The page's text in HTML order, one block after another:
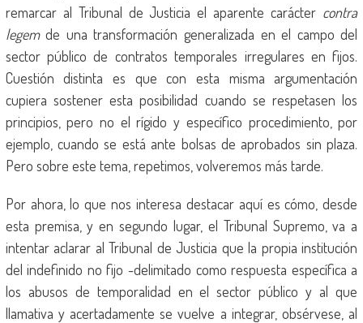
remarcar al Tribunal de Justicia el aparente carácter contra
legemde una transformación generalizada en el campo del
sector público de contratos temporales irregulares en fijos.
Cuestión distinta es que con esta misma argumentación
cupiera sostener esta posibilidad cuando se respetasen los
principios, pero no el rígido y específico procedimiento, por
ejemplo, cuando se está ante bolsas de aprobados sin plaza.
Pero sobre este tema, repetimos, volveremos más tarde.
Por ahora, lo que nos interesa destacar aquí es cómo, desde
esta premisa, y en segundo lugar, el Tribunal Supremo, va a
intentar aclarar al Tribunal de Justicia que la propia institución
del indefinido no fijo -delimitado como respuesta específica a
los abusos de temporalidad en el sector público y al que
llamativa y acertadamente se vuelve a integrar, obsérvese, al